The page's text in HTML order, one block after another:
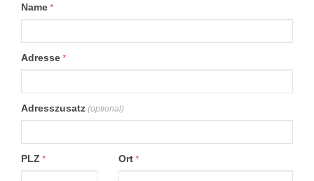
Name *
Adresse *
Adresszusatz (optional)
PLZ * Ort *